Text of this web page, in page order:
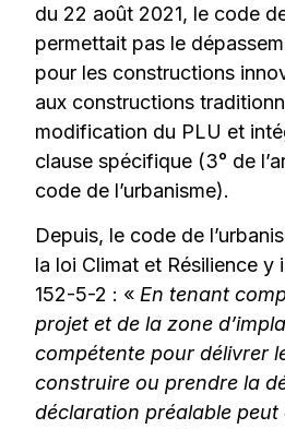
du 22 août 2021, le code
permettait pas le
pour les constructions
aux constructions
modification du PLU et
clause spécifique (3° de
code de l’urbanisme).
Depuis, le code de
la loi Climat et Résilience y
152-5-2 : «En tenant
projet et de la zone
compétente pour délivrer
construire ou prendre la
déclaration préalable peut